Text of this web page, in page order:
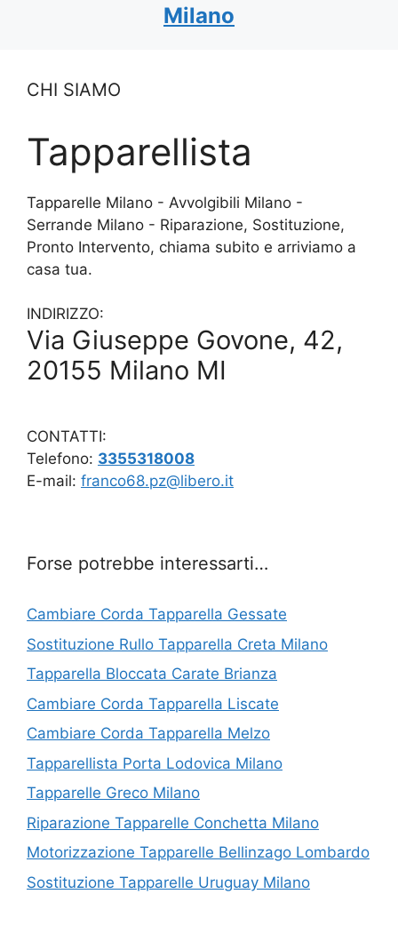
Milano
CHI SIAMO
Tapparellista
Tapparelle Milano - Avvolgibili Milano -
Serrande Milano - Riparazione, Sostituzione,
Pronto Intervento, chiama subito e arriviamo a
casa tua.
INDIRIZZO:
Via Giuseppe Govone, 42,
20155 Milano MI
CONTATTI:
Telefono: 3355318008
E-mail: franco68.pz@libero.it
Forse potrebbe interessarti…
Cambiare Corda Tapparella Gessate
Sostituzione Rullo Tapparella Creta Milano
Tapparella Bloccata Carate Brianza
Cambiare Corda Tapparella Liscate
Cambiare Corda Tapparella Melzo
Tapparellista Porta Lodovica Milano
Tapparelle Greco Milano
Riparazione Tapparelle Conchetta Milano
Motorizzazione Tapparelle Bellinzago Lombardo
Sostituzione Tapparelle Uruguay Milano